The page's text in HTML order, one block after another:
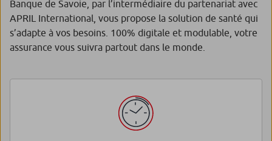
Banque de Savoie, par l’intermédiaire du partenariat avec
APRIL International, vous propose la solution de santé qui
s’adapte à vos besoins. 100% digitale et modulable, votre
assurance vous suivra partout dans le monde.